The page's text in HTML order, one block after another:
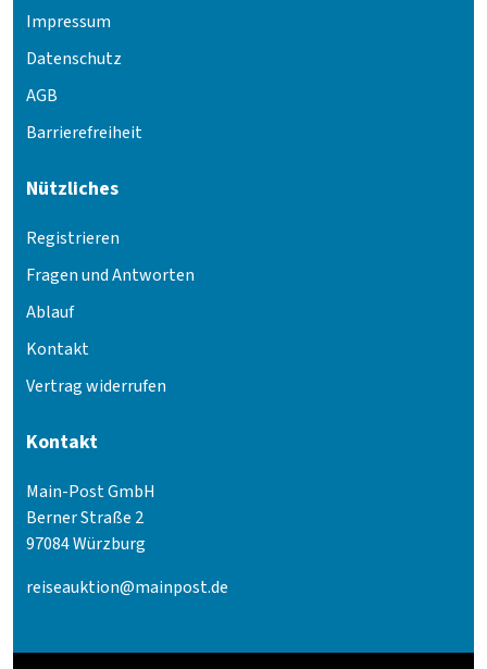
Impressum
Datenschutz
AGB
Barrierefreiheit
Nützliches
Registrieren
Fragen und Antworten
Ablauf
Kontakt
Vertrag widerrufen
Kontakt
Main-Post GmbH
Berner Straße 2
97084 Würzburg
reiseauktion@mainpost.de